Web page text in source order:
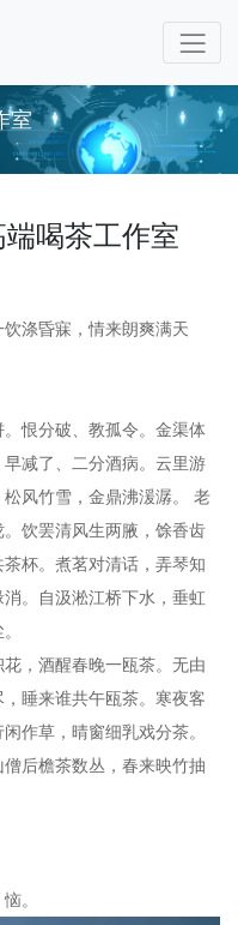
室
喝茶工作室
涤昏寐，情来朗爽满天
恨分破、教孤令。金渠体
减了、二分酒病。云里游
风竹雪，金鼎沸湲潺。 老
饮罢清风生两腋，馀香齿
杯。煮茗对清话，弄琴知
。自汲淞江桥下水，垂虹
，酒醒春晚一瓯茶。无由
睡来谁共午瓯茶。寒夜客
作草，晴窗细乳戏分茶。
后檐茶数丛，春来映竹抽
。